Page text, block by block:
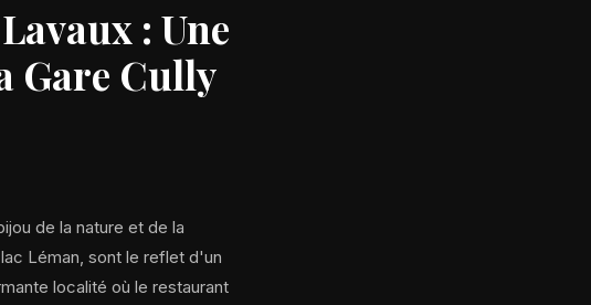
: Une
Gare Cully
de la nature et de la
Léman, sont le reflet d'un
localité où le restaurant